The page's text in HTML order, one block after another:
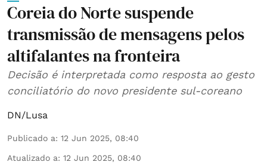
Coreia do Norte suspende
transmissão de mensagens pelos
altifalantes na fronteira
Decisão é interpretada como resposta ao gesto
conciliatório do novo presidente sul-coreano
DN/Lusa
Publicado a: 12 Jun 2025, 08:40
Atualizado a: 12 Jun 2025, 08:40